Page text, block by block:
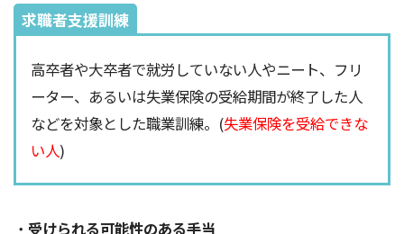
求職者支援訓練
高卒者や大卒者で就労していない人やニート、フリ
ーター、あるいは失業保険の受給期間が終了した人
などを対象とした職業訓練。(失業保険を受給できな
い人)
・ 受けられる可能性のある手当